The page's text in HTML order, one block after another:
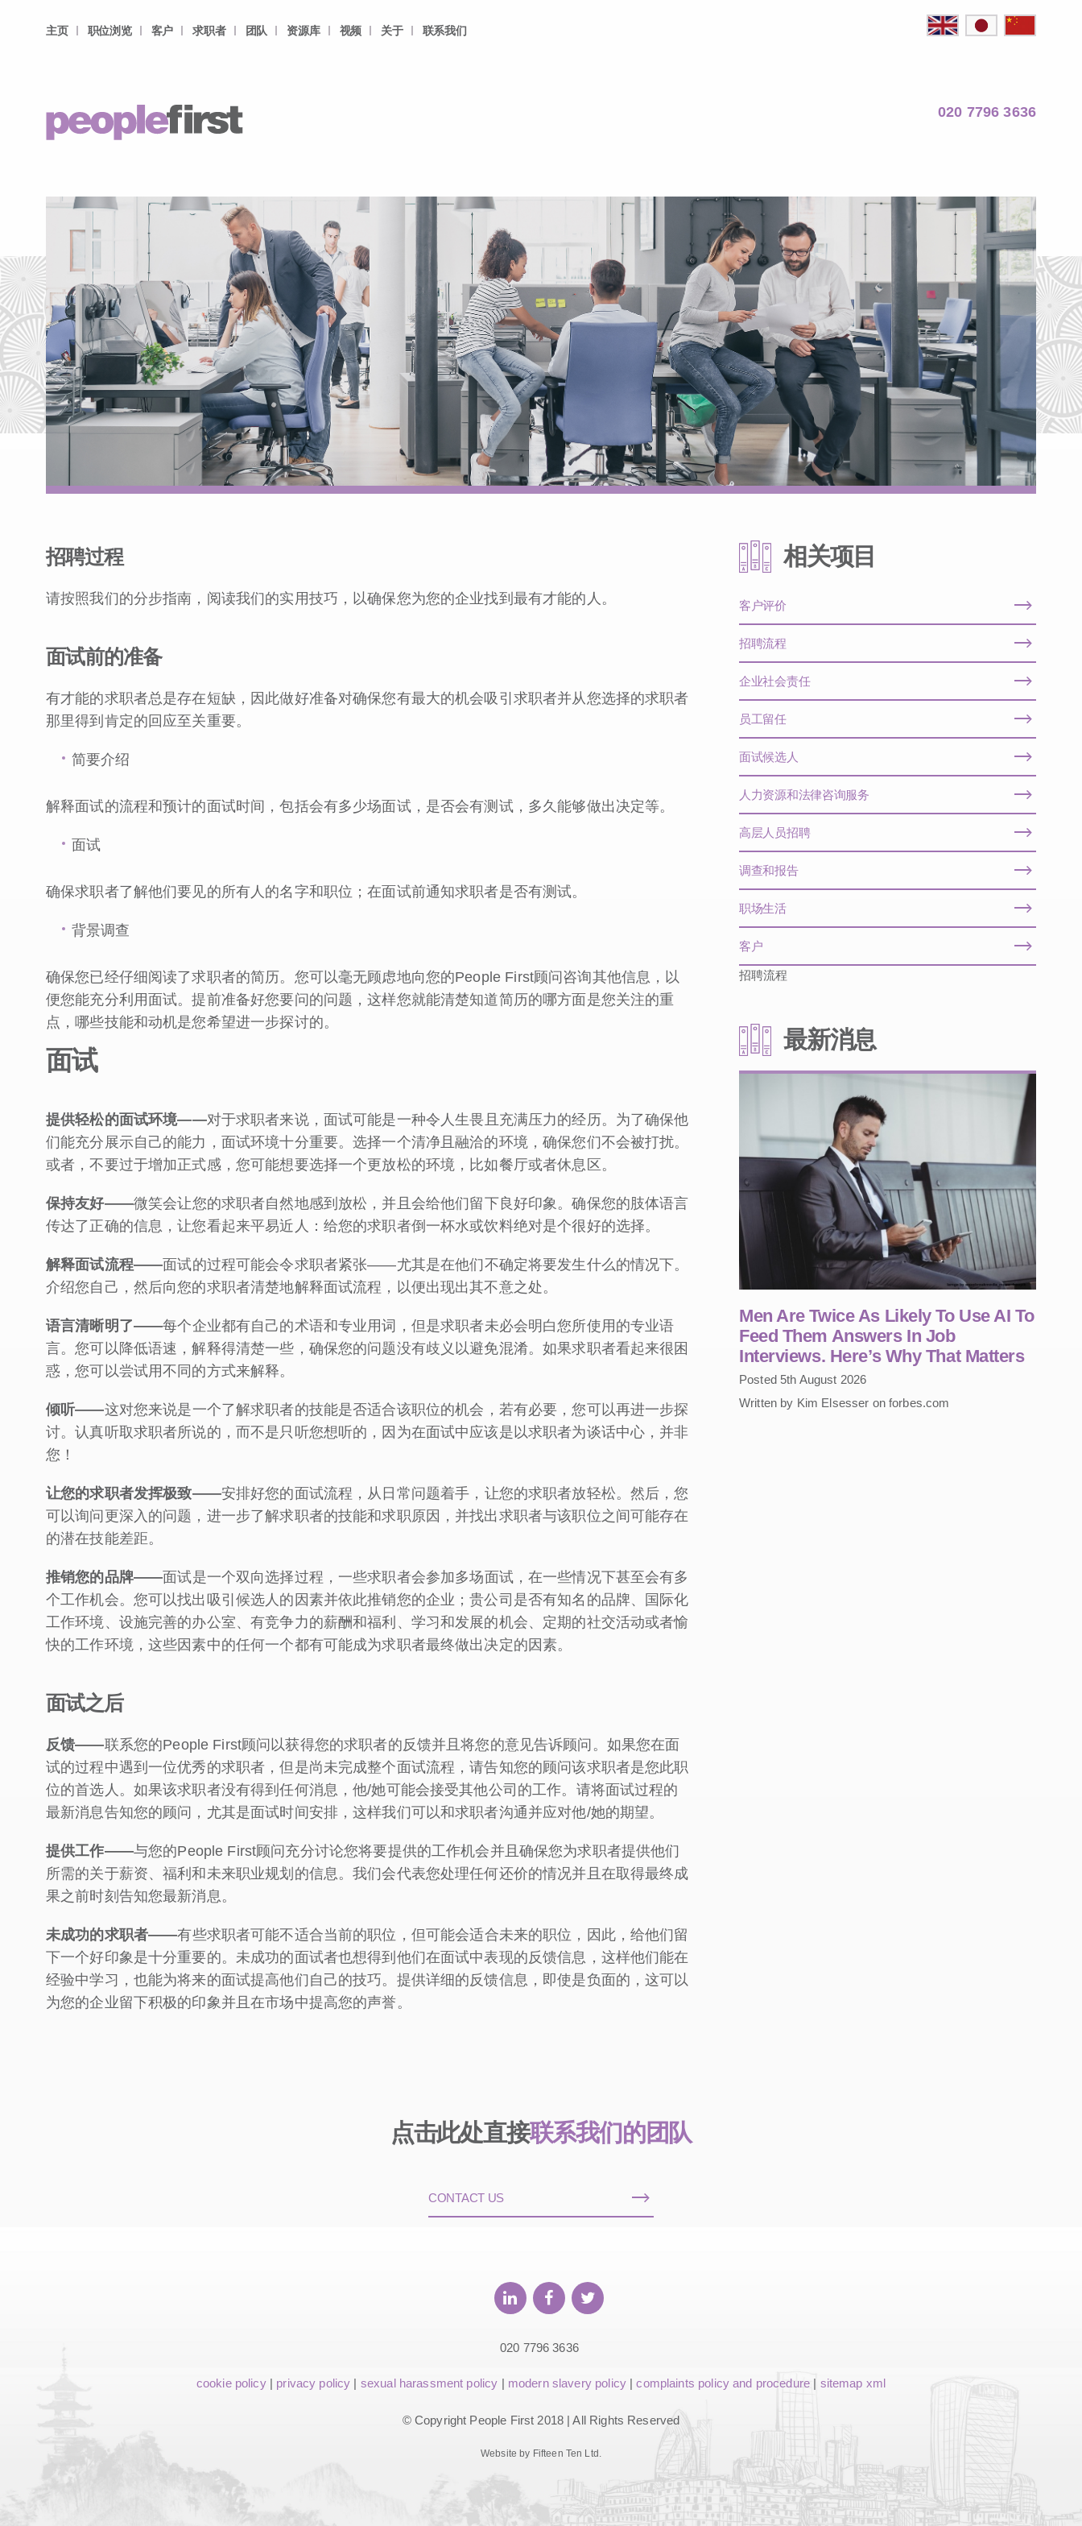
主页 职位浏览 客户 求职者 团队 资源库 视频 关于 联系我们
020 7796 3636
招聘过程
请按照我们的分步指南，阅读我们的实用技巧，以确保您为您的企业找到最有才能的人。
面试前的准备
有才能的求职者总是存在短缺，因此做好准备对确保您有最大的机会吸引求职者并从您选择的求职者
那里得到肯定的回应至关重要。
简要介绍
解释面试的流程和预计的面试时间，包括会有多少场面试，是否会有测试，多久能够做出决定等。
面试
确保求职者了解他们要见的所有人的名字和职位；在面试前通知求职者是否有测试。
背景调查
确保您已经仔细阅读了求职者的简历。您可以毫无顾虑地向您的People First顾问咨询其他信息，以
便您能充分利用面试。提前准备好您要问的问题，这样您就能清楚知道简历的哪方面是您关注的重
点，哪些技能和动机是您希望进一步探讨的。
面试
提供轻松的面试环境——对于求职者来说，面试可能是一种令人生畏且充满压力的经历。为了确保他
们能充分展示自己的能力，面试环境十分重要。选择一个清净且融洽的环境，确保您们不会被打扰。
或者，不要过于增加正式感，您可能想要选择一个更放松的环境，比如餐厅或者休息区。
保持友好——微笑会让您的求职者自然地感到放松，并且会给他们留下良好印象。确保您的肢体语言
传达了正确的信息，让您看起来平易近人：给您的求职者倒一杯水或饮料绝对是个很好的选择。
解释面试流程——面试的过程可能会令求职者紧张——尤其是在他们不确定将要发生什么的情况下。
介绍您自己，然后向您的求职者清楚地解释面试流程，以便出现出其不意之处。
语言清晰明了——每个企业都有自己的术语和专业用词，但是求职者未必会明白您所使用的专业语
言。您可以降低语速，解释得清楚一些，确保您的问题没有歧义以避免混淆。如果求职者看起来很困
惑，您可以尝试用不同的方式来解释。
倾听——这对您来说是一个了解求职者的技能是否适合该职位的机会，若有必要，您可以再进一步探
讨。认真听取求职者所说的，而不是只听您想听的，因为在面试中应该是以求职者为谈话中心，并非
您！
让您的求职者发挥极致——安排好您的面试流程，从日常问题着手，让您的求职者放轻松。然后，您
可以询问更深入的问题，进一步了解求职者的技能和求职原因，并找出求职者与该职位之间可能存在
的潜在技能差距。
推销您的品牌——面试是一个双向选择过程，一些求职者会参加多场面试，在一些情况下甚至会有多
个工作机会。您可以找出吸引候选人的因素并依此推销您的企业；贵公司是否有知名的品牌、国际化
工作环境、设施完善的办公室、有竞争力的薪酬和福利、学习和发展的机会、定期的社交活动或者愉
快的工作环境，这些因素中的任何一个都有可能成为求职者最终做出决定的因素。
面试之后
反馈——联系您的People First顾问以获得您的求职者的反馈并且将您的意见告诉顾问。如果您在面
试的过程中遇到一位优秀的求职者，但是尚未完成整个面试流程，请告知您的顾问该求职者是您此职
位的首选人。如果该求职者没有得到任何消息，他/她可能会接受其他公司的工作。请将面试过程的
最新消息告知您的顾问，尤其是面试时间安排，这样我们可以和求职者沟通并应对他/她的期望。
提供工作——与您的People First顾问充分讨论您将要提供的工作机会并且确保您为求职者提供他们
所需的关于薪资、福利和未来职业规划的信息。我们会代表您处理任何还价的情况并且在取得最终成
果之前时刻告知您最新消息。
未成功的求职者——有些求职者可能不适合当前的职位，但可能会适合未来的职位，因此，给他们留
下一个好印象是十分重要的。未成功的面试者也想得到他们在面试中表现的反馈信息，这样他们能在
经验中学习，也能为将来的面试提高他们自己的技巧。提供详细的反馈信息，即使是负面的，这可以
为您的企业留下积极的印象并且在市场中提高您的声誉。
相关项目
客户评价
招聘流程
企业社会责任
员工留任
面试候选人
人力资源和法律咨询服务
高层人员招聘
调查和报告
职场生活
客户
招聘流程
最新消息
Men Are Twice As Likely To Use AI To
Feed Them Answers In Job
Interviews. Here’s Why That Matters
Posted 5th August 2026
Written by Kim Elsesser on forbes.com
点击此处直接联系我们的团队
CONTACT US
020 7796 3636
cookie policy| privacy policy | sexual harassment policy | modern slavery policy|complaints policy and procedure | sitemap xml
© Copyright People First 2018 | All Rights Reserved
Website by Fifteen Ten Ltd.